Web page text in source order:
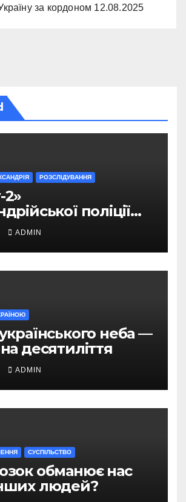
за кордоном 12.08.2025
РОЗСЛІДУВАННЯ
2»
поліції
за
ADMIN
неба —
десятиліття
ADMIN
СУСПІЛЬСТВО
обманює нас
людей?